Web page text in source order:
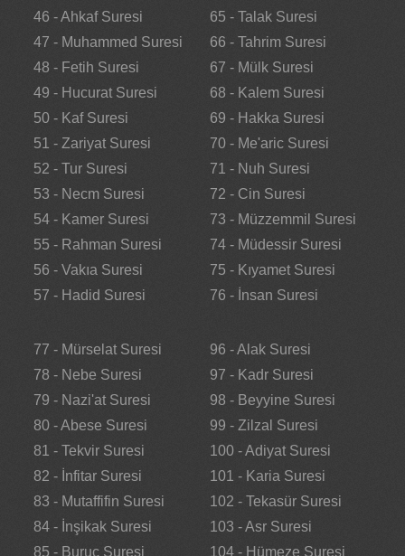
46 - Ahkaf Suresi
47 - Muhammed Suresi
48 - Fetih Suresi
49 - Hucurat Suresi
50 - Kaf Suresi
51 - Zariyat Suresi
52 - Tur Suresi
53 - Necm Suresi
54 - Kamer Suresi
55 - Rahman Suresi
56 - Vakıa Suresi
57 - Hadid Suresi
65 - Talak Suresi
66 - Tahrim Suresi
67 - Mülk Suresi
68 - Kalem Suresi
69 - Hakka Suresi
70 - Me'aric Suresi
71 - Nuh Suresi
72 - Cin Suresi
73 - Müzzemmil Suresi
74 - Müdessir Suresi
75 - Kıyamet Suresi
76 - İnsan Suresi
77 - Mürselat Suresi
78 - Nebe Suresi
79 - Nazi'at Suresi
80 - Abese Suresi
81 - Tekvir Suresi
82 - İnfitar Suresi
83 - Mutaffifin Suresi
84 - İnşikak Suresi
85 - Buruc Suresi
96 - Alak Suresi
97 - Kadr Suresi
98 - Beyyine Suresi
99 - Zilzal Suresi
100 - Adiyat Suresi
101 - Karia Suresi
102 - Tekasür Suresi
103 - Asr Suresi
104 - Hümeze Suresi